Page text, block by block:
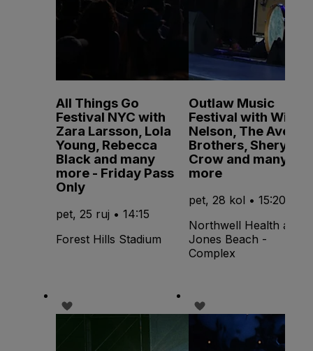
All Things Go
Festival NYC with
Zara Larsson, Lola
Young, Rebecca
Black and many
more - Friday Pass
Only
pet, 25 ruj • 14:15
Forest Hills Stadium
Outlaw Music
Festival with Willie
Nelson, The Avett
Brothers, Sheryl
Crow and many
more
pet, 28 kol • 15:20
Northwell Health at
Jones Beach -
Complex